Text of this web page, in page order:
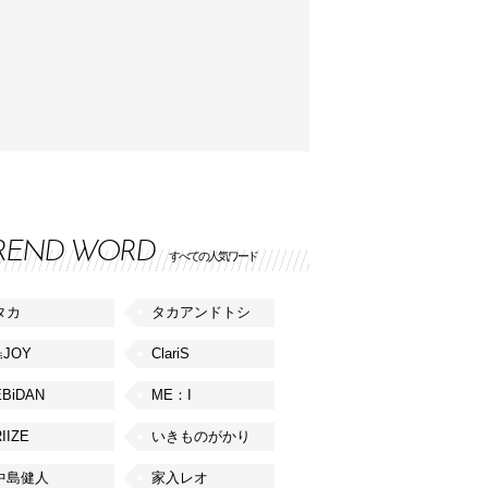
WORD すべての人気ワード
カ タカアンドトシ
ClariS
ME：I
いきものがかり
島健人 家入レオ